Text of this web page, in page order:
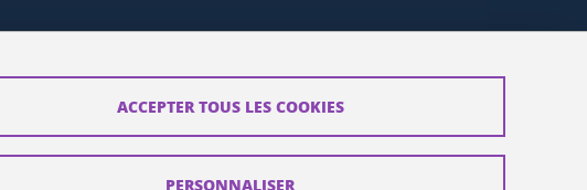
ACCEPTER TOUS LES COOKIES
PERSONNALISER